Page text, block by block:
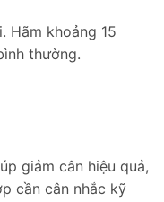
Hãm khoảng 15
thường.
giảm cân hiệu quả,
cần cân nhắc kỹ